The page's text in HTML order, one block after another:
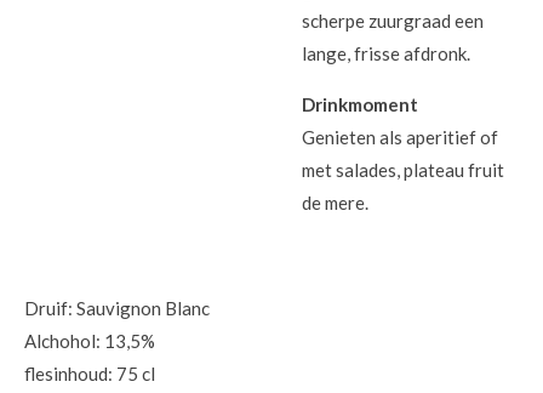
scherpe zuurgraad een
lange, frisse afdronk.
Drinkmoment
Genieten als aperitief of
met salades, plateau fruit
de mere.
Druif: Sauvignon Blanc
Alchohol: 13,5%
flesinhoud: 75 cl